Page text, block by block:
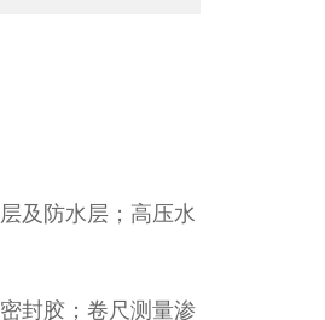
及防水层；高压水
封胶；卷尺测量渗